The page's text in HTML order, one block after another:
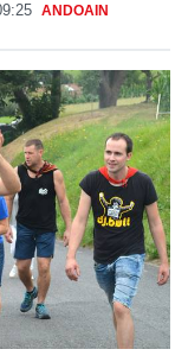
ANDOAIN